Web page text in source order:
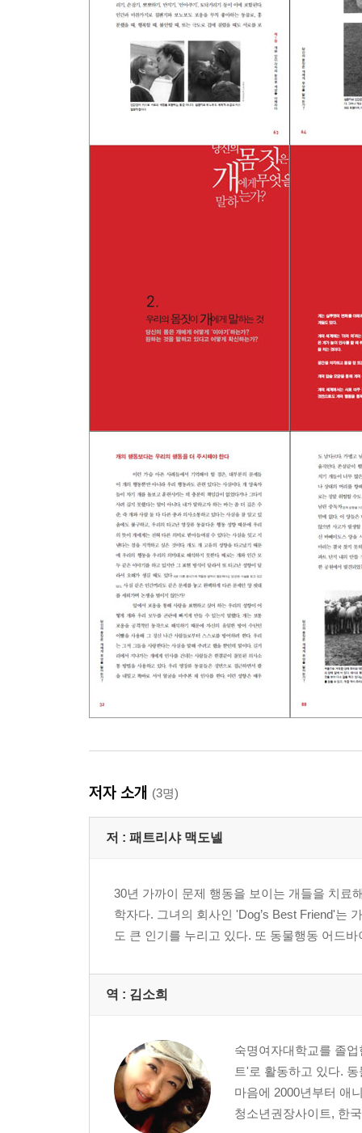
- 우두머리 늑대는 시끄럽게 짖지 않는다.- 시끄럽
- 명령어 ‘소리’의 형태, 속도, 높낮이로 개의 행동
1)음의 개수
3)음조조절
4. 개는 코로 세상을 읽는다.
- 개는 언제나 항상 냄새를 맡을 수 있다?
- 개는 왜 냄새나는 것 위에서 뒹구는 걸까?
- 인간도 이상한 냄새에 열광하기는 마찬가지다.
- Episode
- 인간과 개의 영원한 젊음 1 - 쓰러질 때까지 놀기
- 인간과 개의 영원한 젊음 2 - 길들이기 과정과 유
- 공놀이
- 공 가져오기 놀이
- 개와의 놀이는 위험할 수도 있다.
6. 무리 친구
- Episode
- 생후 5-12주, 사회적 유대감 형성하기
- 사회화 교육에는 마을과 시간이 필요하다.
- 인간에게도 사회적 상호작용은 필수적이다.
- 새끼 동물들의 생존 무기, ‘귀여움’
- 그렇다면 어디서 강아지를 구할 것인가?
7. 우위에 관한 진실
- Episode
- 개의 서열 알아보는 법
- 우위의 개념 올바르게 이해하기
- 우위와 공격성은 전혀 다른 개념이다.
- 사회 구조를 이루는 다양한 서열 계층
- 제2그룹, 우두머리가 되고 싶은 녀석들
- 개와 인간, 서로 다른 종이 한 서열 체계 안에 공
- 현명하고 자비로운 주인이 행복한 개를 만든다.
저자 소개 (3명)
저 : 패트리샤 맥도넬
30년 가까이 문제 행동을 보이는 개들을 치료
학자다. 그녀의 회사인 'Dog’s Best Friend'는
도 큰 인기를 누리고 있다. 또 동물행동 어드
역 : 김소희
숙명여자대학교를 졸
트'로 활동하고 있다.
마음에 2000년부터 애
청소년권장사이트, 한